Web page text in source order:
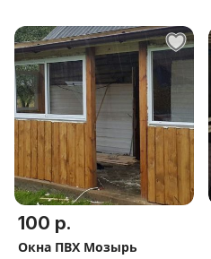
100 р.
Окна ПВХ Мозырь